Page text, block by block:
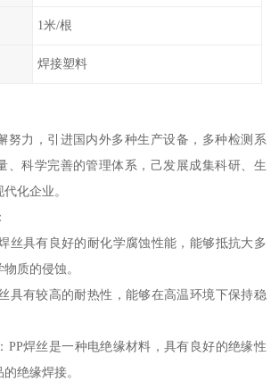
1米/根
焊接塑料
努力，引进国内外多种生产设备，多种检测系
、科学完善的管理体系，己发展成集科研、生
化企业。
丝具有良好的耐化学腐蚀性能，能够抵抗大多
质的侵蚀。
具有较高的耐热性，能够在高温环境下保持稳
PP焊丝是一种电绝缘材料，具有良好的绝缘性
绝缘焊接。